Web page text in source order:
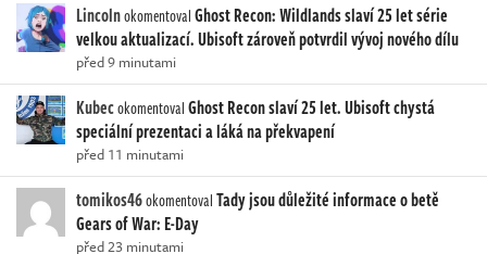
LincolnokomentovalGhost Recon: Wildlands slaví 25 let série
velkou aktualizací. Ubisoft zároveň potvrdil vývoj nového dílu
před 9 minutami
KubecokomentovalGhost Recon slaví 25 let. Ubisoft chystá
speciální prezentaci a láká na překvapení
před 11 minutami
tomikos46okomentovalTady jsou důležité informace o betě
Gears of War: E-Day
před 23 minutami